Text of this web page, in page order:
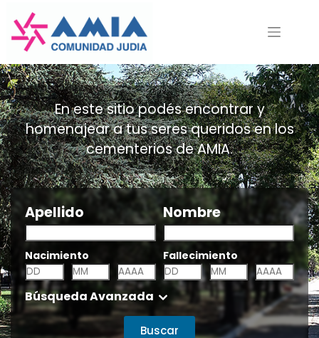
Saltar
contenido
En este sitio podés encontrar y
homenajear a tus seres queridos en los
cementerios de AMIA.
Apellido Nombre
Nacimiento Fallecimiento
Búsqueda Avanzada
Cementerio